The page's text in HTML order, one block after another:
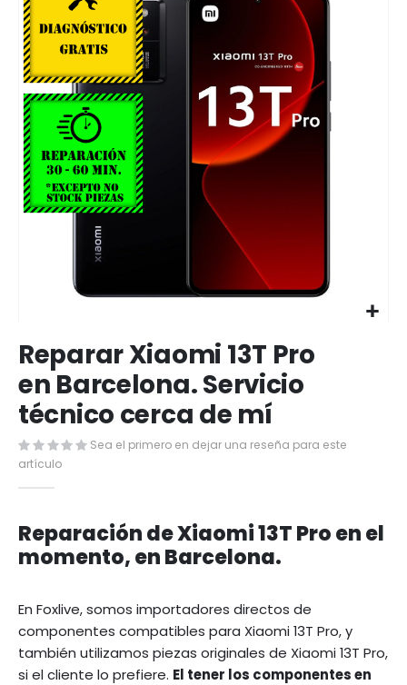
final
de
la
galería
de
imágenes
al
comienzo
de
la
galería
de
imágenes
Reparar Xiaomi 13T Pro
en Barcelona. Servicio
técnico cerca de mí
Sea el primero en dejar una reseña para este
artículo
Reparación de Xiaomi 13T Pro en el
momento, en Barcelona.
En Foxlive, somos importadores directos de
componentes compatibles para Xiaomi 13T Pro, y
también utilizamos piezas originales de Xiaomi 13T Pro,
si el cliente lo prefiere. El tener los componentes en